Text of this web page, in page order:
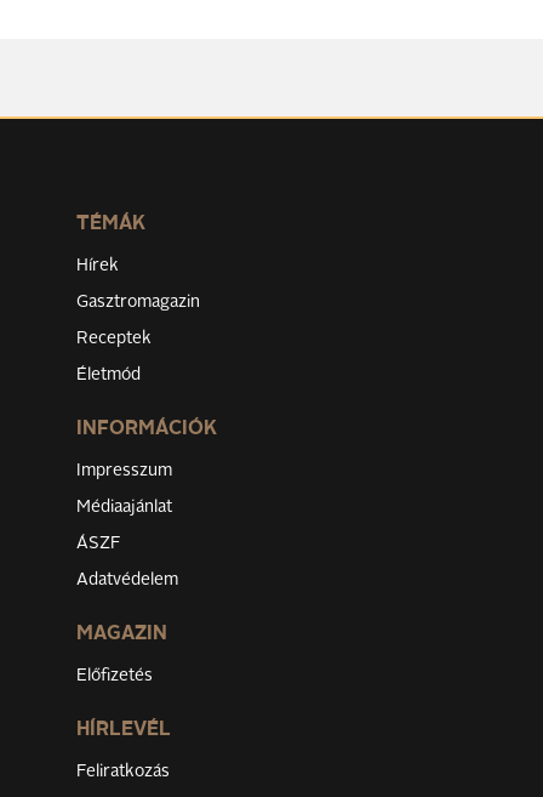
TÉMÁK
Hírek
Gasztromagazin
Receptek
Életmód
INFORMÁCIÓK
Impresszum
Médiaajánlat
ÁSZF
Adatvédelem
MAGAZIN
Előfizetés
HÍRLEVÉL
Feliratkozás